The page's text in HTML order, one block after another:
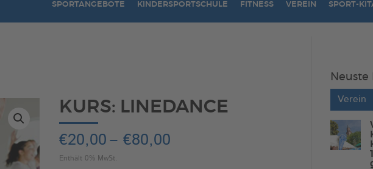
SPORTANGEBOTE KINDERSPORTSCHULE FITNESS VEREIN SPORT-
KURS: LINEDANCE
€20,00 – €80,00Preisspanne:
Enthält 0% MwSt.
Neuste
Verein